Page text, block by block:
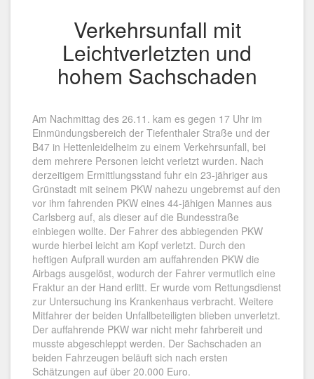
Verkehrsunfall mit
Leichtverletzten und
hohem Sachschaden
Am Nachmittag des 26.11. kam es gegen 17 Uhr im
Einmündungsbereich der Tiefenthaler Straße und der
B47 in Hettenleidelheim zu einem Verkehrsunfall, bei
dem mehrere Personen leicht verletzt wurden. Nach
derzeitigem Ermittlungsstand fuhr ein 23-jähriger aus
Grünstadt mit seinem PKW nahezu ungebremst auf den
vor ihm fahrenden PKW eines 44-jähigen Mannes aus
Carlsberg auf, als dieser auf die Bundesstraße
einbiegen wollte. Der Fahrer des abbiegenden PKW
wurde hierbei leicht am Kopf verletzt. Durch den
heftigen Aufprall wurden am auffahrenden PKW die
Airbags ausgelöst, wodurch der Fahrer vermutlich eine
Fraktur an der Hand erlitt. Er wurde vom Rettungsdienst
zur Untersuchung ins Krankenhaus verbracht. Weitere
Mitfahrer der beiden Unfallbeteiligten blieben unverletzt.
Der auffahrende PKW war nicht mehr fahrbereit und
musste abgeschleppt werden. Der Sachschaden an
beiden Fahrzeugen beläuft sich nach ersten
Schätzungen auf über 20.000 Euro.